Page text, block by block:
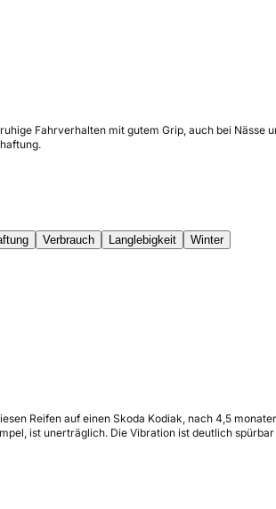
Fahrverhalten mit gutem Grip, auch bei
Verbrauch Langlebigkeit
Winter
Reifen auf einen Skoda Kodiak, nach 4,5
ist unerträglich. Die Vibration ist deutlich